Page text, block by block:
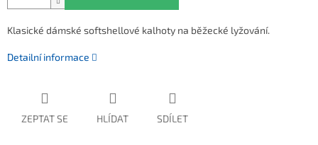
Klasické dámské softshellové kalhoty na běžecké lyžování.
Detailní informace
ZEPTAT SE HLÍDAT SDÍLET